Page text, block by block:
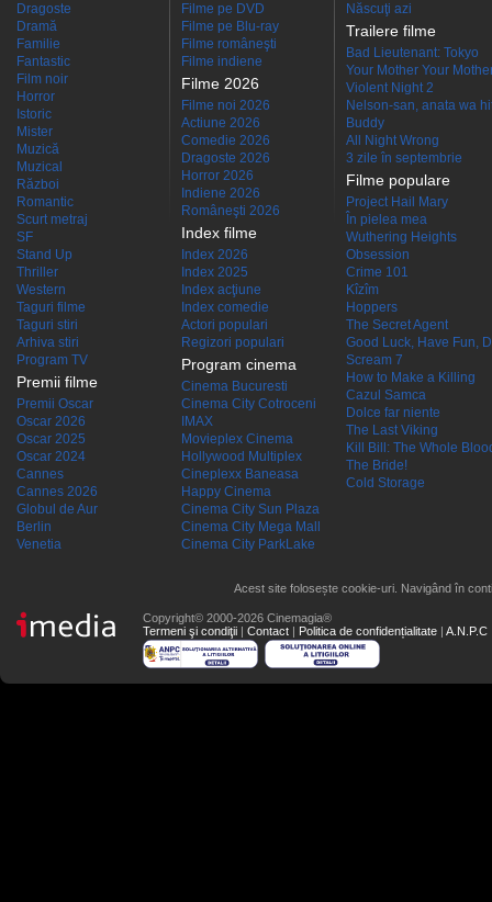
Dragoste
Dramă
Familie
Fantastic
Film noir
Horror
Istoric
Mister
Muzică
Muzical
Război
Romantic
Scurt metraj
SF
Stand Up
Thriller
Western
Taguri filme
Taguri stiri
Arhiva stiri
Program TV
Premii filme
Premii Oscar
Oscar 2026
Oscar 2025
Oscar 2024
Cannes
Cannes 2026
Globul de Aur
Berlin
Venetia
Filme pe DVD
Filme pe Blu-ray
Filme româneşti
Filme indiene
Filme 2026
Filme noi 2026
Actiune 2026
Comedie 2026
Dragoste 2026
Horror 2026
Indiene 2026
Româneşti 2026
Index filme
Index 2026
Index 2025
Index acţiune
Index comedie
Actori populari
Regizori populari
Program cinema
Cinema Bucuresti
Cinema City Cotroceni
IMAX
Movieplex Cinema
Hollywood Multiplex
Cineplexx Baneasa
Happy Cinema
Cinema City Sun Plaza
Cinema City Mega Mall
Cinema City ParkLake
Născuţi azi
Trailere filme
Bad Lieutenant: Tokyo
Your Mother Your
Violent Night 2
Nelson-san, anata wa
Buddy
All Night Wrong
3 zile în septembrie
Filme populare
Project Hail Mary
În pielea mea
Wuthering Heights
Obsession
Crime 101
Kîzîm
Hoppers
The Secret Agent
Good Luck, Have Fun,
Scream 7
How to Make a Killing
Cazul Samca
Dolce far niente
The Last Viking
Kill Bill: The Whole
The Bride!
Cold Storage
Acest site folosește cookie-uri. Navigând în
Copyright© 2000-2026 Cinemagia®
Termeni şi condiţii | Contact | Politica de confidențialitate | A.N.P.C